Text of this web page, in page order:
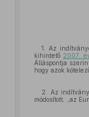
1. Az
kihirdető 2007.
Álláspontja
hogy azok
2. Az
módosított, „az